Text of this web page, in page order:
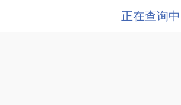
正在查询中